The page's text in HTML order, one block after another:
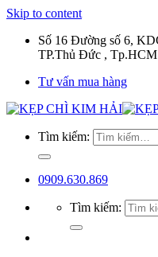
Skip to content
Số 16 Đường số 6,
TP.Thủ Đức , Tp.HCM
Tư vấn mua hàng
Tìm kiếm:
0909.630.869
Tìm kiếm: